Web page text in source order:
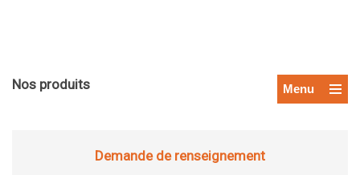
Nos produits Menu
Demande de renseignement